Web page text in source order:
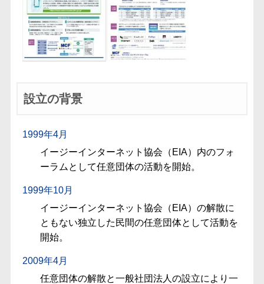
設立の背景
1999年4月
イージーインターネット協会（EIA）内のフォ
ーラムとして任意団体の活動を開始。
1999年10月
イージーインターネット協会（EIA）の解散に
ともない独立した民間の任意団体として活動を
開始。
2009年4月
任意団体の解散と一般社団法人の設立により一